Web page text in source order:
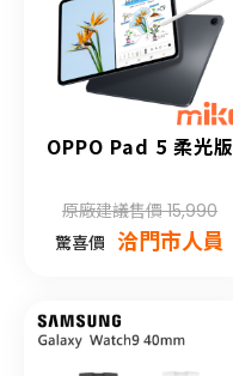
OPPO Pad 5 柔光版
原廠建議售價 15,990
驚喜價 洽門市人員